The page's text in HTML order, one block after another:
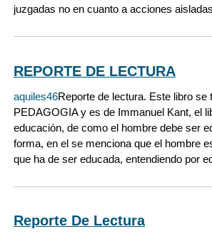
juzgadas no en cuanto a acciones
REPORTE DE LECTURA
aquiles46Reporte de lectura. Este libro se
PEDAGOGIA y es de Immanuel Kant, el
educación, de como el hombre debe ser
forma, en el se menciona que el hombre
que ha de ser educada, entendiendo por
Reporte De Lectura